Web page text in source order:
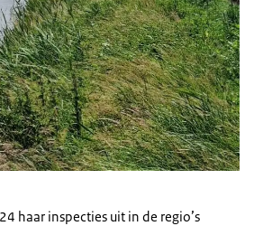
haar inspecties uit in de regio’s